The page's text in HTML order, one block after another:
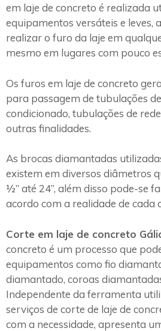
em laje de concreto é realizada
equipamentos versáteis e leves,
realizar o furo da laje em
mesmo em lugares com pouco
Os furos em laje de concreto
para passagem de tubulações
condicionado, tubulações de
outras finalidades.
As brocas diamantadas
existem em diversos diâmetros
½” até 24”, além disso pode-se
acordo com a realidade de cada
Corte em laje de concreto
concreto é um processo que
equipamentos como fio
diamantado, coroas
Independente da ferramenta
serviços de corte de laje de
com a necessidade, apresenta